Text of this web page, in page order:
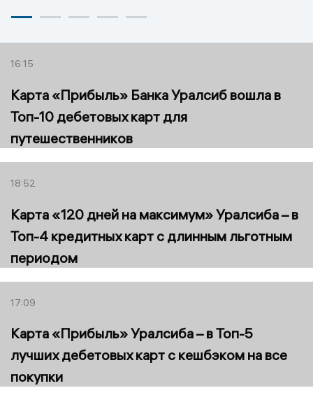
16:15
Карта «Прибыль» Банка Уралсиб вошла в
Топ-10 дебетовых карт для
путешественников
18:52
Карта «120 дней на максимум» Уралсиба – в
Топ-4 кредитных карт с длинным льготным
периодом
17:09
Карта «Прибыль» Уралсиба – в Топ-5
лучших дебетовых карт с кешбэком на все
покупки